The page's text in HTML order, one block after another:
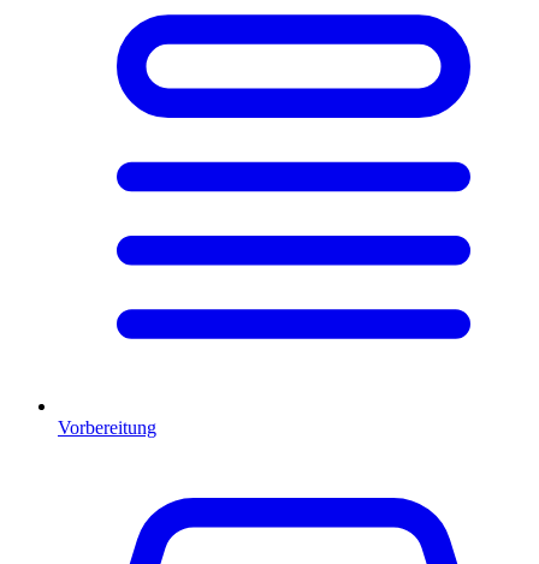
Vorbereitung